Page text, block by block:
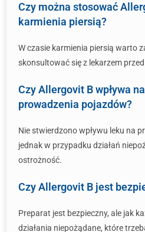
Czy można stosować
karmienia piersią?
W czasie karmienia piersią warto
skonsultować się z lekarzem
Czy Allergovit B wpływa
prowadzenia pojazdów?
Nie stwierdzono wpływu leku na
jednak w przypadku działań
ostrożność.
Czy Allergovit B jest
Preparat jest bezpieczny, ale jak
działania niepożądane, które